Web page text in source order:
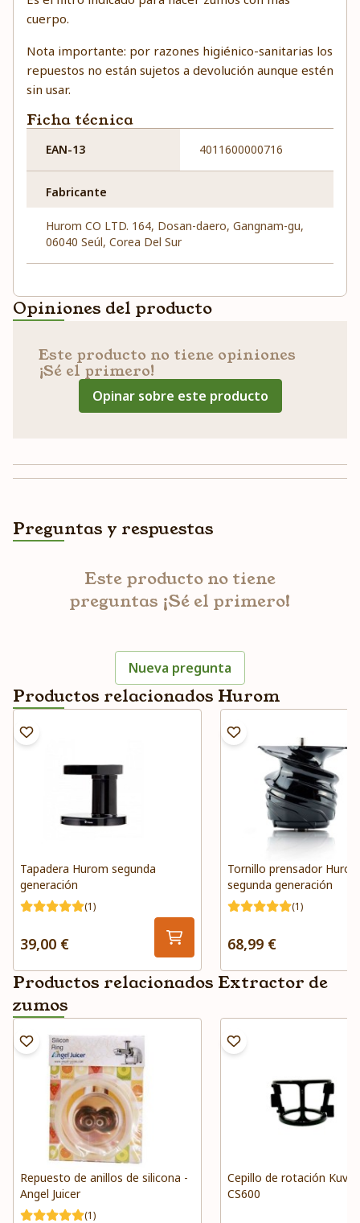
cuerpo.
Nota importante: por razones higiénico-sanitarias los
repuestos no están sujetos a devolución aunque estén
sin usar.
Ficha técnica
EAN-13 4011600000716
Fabricante
Hurom CO LTD. 164, Dosan-daero, Gangnam-gu,
06040 Seúl, Corea Del Sur
Opiniones del producto
Este producto no tiene opiniones
¡Sé el primero!
Opinar sobre este producto
Preguntas y respuestas
Este producto no tiene
preguntas ¡Sé el primero!
Nueva pregunta
Productos relacionados Hurom
Tapadera Hurom segunda
generación
(1)
39,00 €
Tornillo prensador
segunda generación
(1)
68,99 €
Productos relacionados Extractor de
zumos
Repuesto de anillos de silicona -
Angel Juicer
(1)
Cepillo de rotación
CS600